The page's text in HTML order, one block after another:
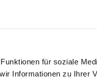
für soziale
Informationen zu Ihrer
Höhe
genießen und
Juwel in